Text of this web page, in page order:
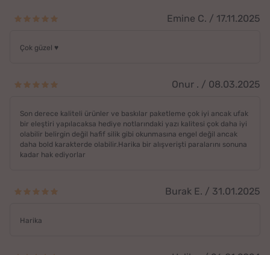
Emine C. / 17.11.2025
Çok güzel ♥️
Onur . / 08.03.2025
Son derece kaliteli ürünler ve baskılar paketleme çok iyi ancak ufak
bir eleştiri yapılacaksa hediye notlarındaki yazı kalitesi çok daha iyi
olabilir belirgin değil hafif silik gibi okunmasına engel değil ancak
daha bold karakterde olabilir.Harika bir alışverişti paralarını sonuna
kadar hak ediyorlar
Burak E. / 31.01.2025
Harika